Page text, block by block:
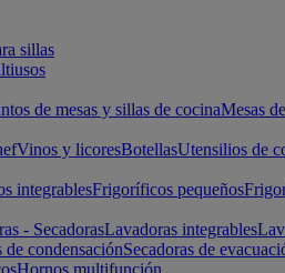
sillas
de mesas y sillas de cocinaMesas
Vinos y licoresBotellasUtensilios de
integrablesFrigoríficos pequeños
- SecadorasLavadoras integrables
de condensaciónSecadoras de
Hornos multifunción